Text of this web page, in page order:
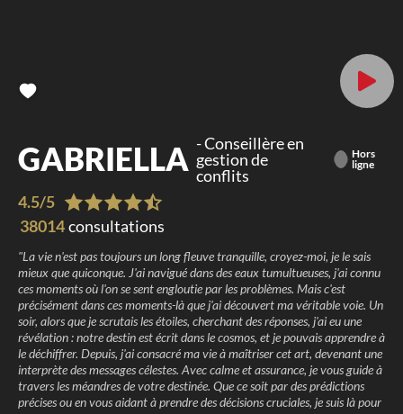
GABRIELLA -Conseillère en
gestion de
conflits
Hors
ligne
4.5/5
38014consultations
"La vie n'est pas toujours un long fleuve tranquille, croyez-moi, je le sais
mieux que quiconque. J'ai navigué dans des eaux tumultueuses, j'ai connu
ces moments où l'on se sent engloutie par les problèmes. Mais c'est
précisément dans ces moments-là que j'ai découvert ma véritable voie. Un
soir, alors que je scrutais les étoiles, cherchant des réponses, j'ai eu une
révélation : notre destin est écrit dans le cosmos, et je pouvais apprendre à
le déchiffrer. Depuis, j'ai consacré ma vie à maîtriser cet art, devenant une
interprète des messages célestes. Avec calme et assurance, je vous guide à
travers les méandres de votre destinée. Que ce soit par des prédictions
précises ou en vous aidant à prendre des décisions cruciales, je suis là pour